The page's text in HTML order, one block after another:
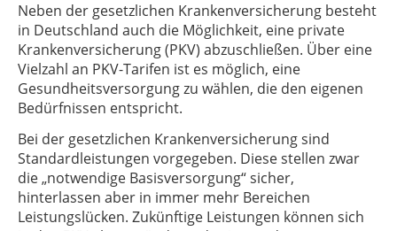
Neben der gesetzlichen Krankenversicherung besteht
in Deutschland auch die Möglichkeit, eine private
Krankenversicherung (PKV) abzuschließen. Über eine
Vielzahl an PKV-Tarifen ist es möglich, eine
Gesundheitsversorgung zu wählen, die den eigenen
Bedürfnissen entspricht.
Bei der gesetzlichen Krankenversicherung sind
Standardleistungen vorgegeben. Diese stellen zwar
die „notwendige Basisversorgung“ sicher,
hinterlassen aber in immer mehr Bereichen
Leistungslücken. Zukünftige Leistungen können sich